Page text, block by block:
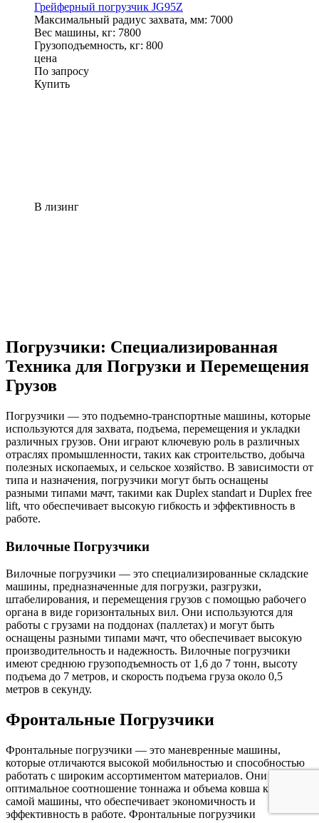
Грейферный погрузчик JG95Z
Максимальный радиус захвата, мм: 7000
Вес машины, кг: 7800
Грузоподъемность, кг: 800
цена
По запросу
Купить
В лизинг
Погрузчики: Специализированная
Техника для Погрузки и Перемещения
Грузов
Погрузчики — это подъемно-транспортные машины, которые
используются для захвата, подъема, перемещения и укладки
различных грузов. Они играют ключевую роль в различных
отраслях промышленности, таких как строительство, добыча
полезных ископаемых, и сельское хозяйство. В зависимости от
типа и назначения, погрузчики могут быть оснащены
разными типами мачт, такими как Duplex standart и Duplex free
lift, что обеспечивает высокую гибкость и эффективность в
работе.
Вилочные Погрузчики
Вилочные погрузчики — это специализированные складские
машины, предназначенные для погрузки, разгрузки,
штабелирования, и перемещения грузов с помощью рабочего
органа в виде горизонтальных вил. Они используются для
работы с грузами на поддонах (паллетах) и могут быть
оснащены разными типами мачт, что обеспечивает высокую
производительность и надежность. Вилочные погрузчики
имеют среднюю грузоподъемность от 1,6 до 7 тонн, высоту
подъема до 7 метров, и скорость подъема груза около 0,5
метров в секунду.
Фронтальные Погрузчики
Фронтальные погрузчики — это маневренные машины,
которые отличаются высокой мобильностью и способностью
работать с широким ассортиментом материалов. Они имеют
оптимальное соотношение тоннажа и объема ковша к массе
самой машины, что обеспечивает экономичность и
эффективность в работе. Фронтальные погрузчики